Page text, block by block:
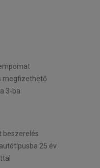
megfizethető
3-ba
beszerelés
25 év